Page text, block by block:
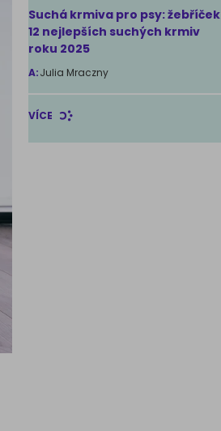
Suchá krmiva pro psy: žebříček
12 nejlepších suchých krmiv
roku 2025
A:Julia Mraczny
VÍCE